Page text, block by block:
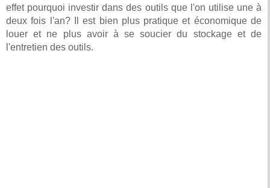
effet pourquoi investir dans des outils que l'on utilise une à
deux fois l'an? Il est bien plus pratique et économique de
louer et ne plus avoir à se soucier du stockage et de
l'entretien des outils.